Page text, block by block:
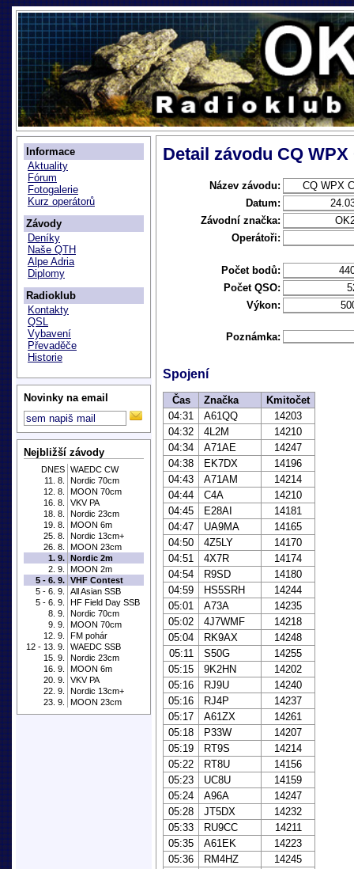
Informace
Aktuality
Fórum
Fotogalerie
Kurz operátorů
Závody
Deníky
Naše QTH
Alpe Adria
Diplomy
Radioklub
Kontakty
QSL
Vybavení
Převaděče
Historie
Novinky na email
Nejbližší závody
DNES WAEDC CW
11. 8.
Nordic 70cm
12. 8.
MOON 70cm
16. 8.
VKV PA
18. 8.
Nordic 23cm
19. 8.
MOON 6m
25. 8.
Nordic 13cm+
26. 8.
MOON 23cm
1. 9. Nordic 2m
2. 9.
MOON 2m
5 - 6. 9. VHF Contest
5 - 6. 9.
All Asian SSB
5 - 6. 9.
HF Field Day SSB
8. 9.
Nordic 70cm
9. 9.
MOON 70cm
12. 9.
FM pohár
12 - 13. 9.
WAEDC SSB
15. 9.
Nordic 23cm
16. 9.
MOON 6m
20. 9.
VKV PA
22. 9.
Nordic 13cm+
23. 9.
MOON 23cm
Detail závodu CQ
Název závodu:
CQ WPX
Datum:
Závodní značka:
Operátoři:
Počet bodů:
Počet QSO:
Výkon:
Poznámka:
Spojení
Čas Značka
Kmitočet
04:31
A61QQ
14203
04:32
4L2M
14210
04:34
A71AE
14247
04:38
EK7DX
14196
04:43
A71AM
14214
04:44
C4A
14210
04:45
E28AI
14181
04:47
UA9MA
14165
04:50
4Z5LY
14170
04:51
4X7R
14174
04:54
R9SD
14180
04:59
HS5SRH
14244
05:01
A73A
14235
05:02
4J7WMF
14218
05:04
RK9AX
14248
05:11
S50G
14255
05:15
9K2HN
14202
05:16
RJ9U
14240
05:16
RJ4P
14237
05:17
A61ZX
14261
05:18
P33W
14207
05:19
RT9S
14214
05:22
RT8U
14156
05:23
UC8U
14159
05:24
A96A
14247
05:28
JT5DX
14232
05:33
RU9CC
14211
05:35
A61EK
14223
05:36
RM4HZ
14245